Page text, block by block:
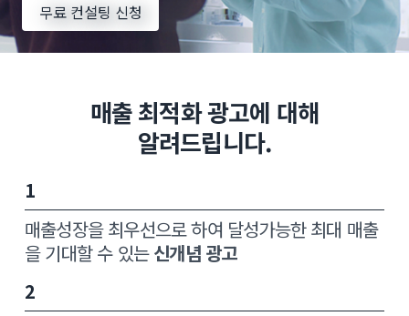
무료 컨설팅 신청
매출 최적화 광고에 대해
알려드립니다.
1
매출성장을 최우선으로 하여 달성가능한 최대 매출
을 기대할 수 있는신개념 광고
2